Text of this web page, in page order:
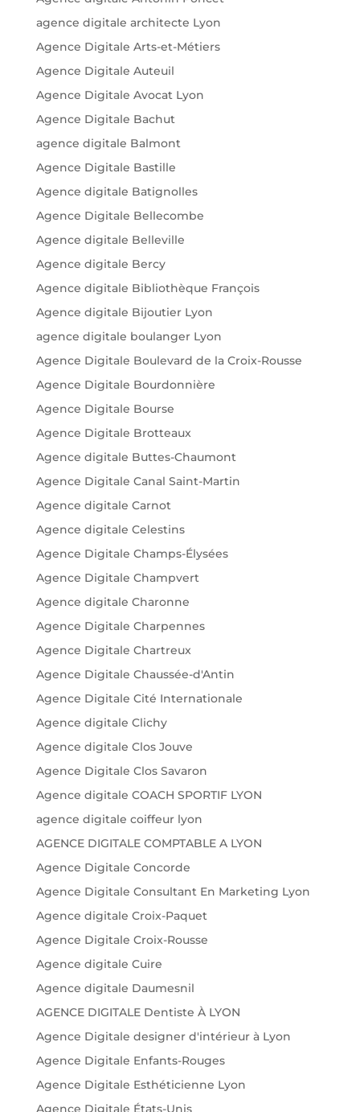
agence digitale architecte Lyon
Agence Digitale Arts-et-Métiers
Agence Digitale Auteuil
Agence Digitale Avocat Lyon
Agence Digitale Bachut
agence digitale Balmont
Agence Digitale Bastille
Agence digitale Batignolles
Agence Digitale Bellecombe
Agence digitale Belleville
Agence digitale Bercy
Agence digitale Bibliothèque François
Agence digitale Bijoutier Lyon
agence digitale boulanger Lyon
Agence Digitale Boulevard de la Croix-Rousse
Agence Digitale Bourdonnière
Agence Digitale Bourse
Agence Digitale Brotteaux
Agence digitale Buttes-Chaumont
Agence Digitale Canal Saint-Martin
Agence digitale Carnot
Agence digitale Celestins
Agence Digitale Champs-Élysées
Agence Digitale Champvert
Agence digitale Charonne
Agence Digitale Charpennes
Agence Digitale Chartreux
Agence Digitale Chaussée-d'Antin
Agence Digitale Cité Internationale
Agence digitale Clichy
Agence digitale Clos Jouve
Agence Digitale Clos Savaron
Agence digitale COACH SPORTIF LYON
agence digitale coiffeur lyon
AGENCE DIGITALE COMPTABLE A LYON
Agence Digitale Concorde
Agence Digitale Consultant En Marketing Lyon
Agence digitale Croix-Paquet
Agence Digitale Croix-Rousse
Agence digitale Cuire
Agence digitale Daumesnil
AGENCE DIGITALE Dentiste À LYON
Agence Digitale designer d'intérieur à Lyon
Agence Digitale Enfants-Rouges
Agence Digitale Esthéticienne Lyon
Agence Digitale États-Unis